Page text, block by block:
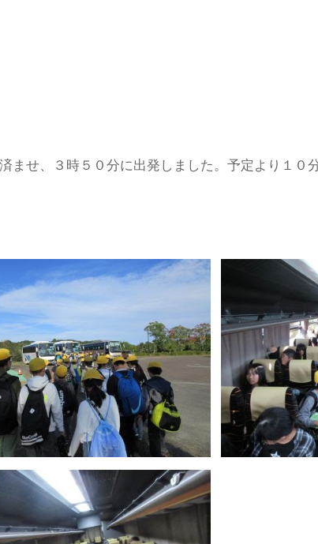
せ、３時５０分に出発しました。予定より１０